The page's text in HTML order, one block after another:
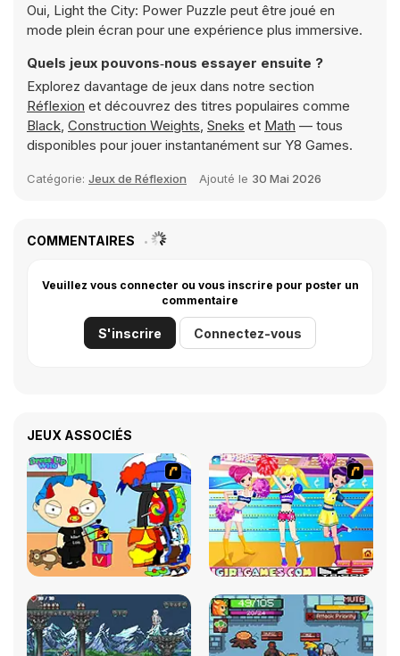
Oui, Light the City: Power Puzzle peut être joué en
mode plein écran pour une expérience plus immersive.
Quels jeux pouvons‑nous essayer ensuite ?
Explorez davantage de jeux dans notre section
Réflexion et découvrez des titres populaires comme
Black, Construction Weights, Sneks et Math — tous
disponibles pour jouer instantanément sur Y8 Games.
Catégorie: Jeux de Réflexion Ajouté le 30 Mai 2026
COMMENTAIRES
Veuillez vous connecter ou vous inscrire pour poster un
commentaire
S'inscrire Connectez-vous
JEUX ASSOCIÉS